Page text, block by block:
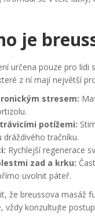
je
určena pouze pro lidi
z ní mají největší
stresem:
potížemi:
dráždivého tračníku.
Rychlejší regenerace
zad a krku:
uvolnit páteř.
že breussova masáž
vždy konzultujte